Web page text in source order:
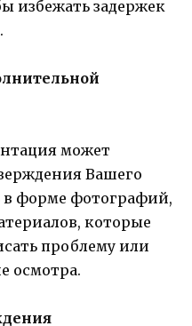
избежать задержек
может
Вашего
в форме фотографий,
которые
проблему или
осмотра.